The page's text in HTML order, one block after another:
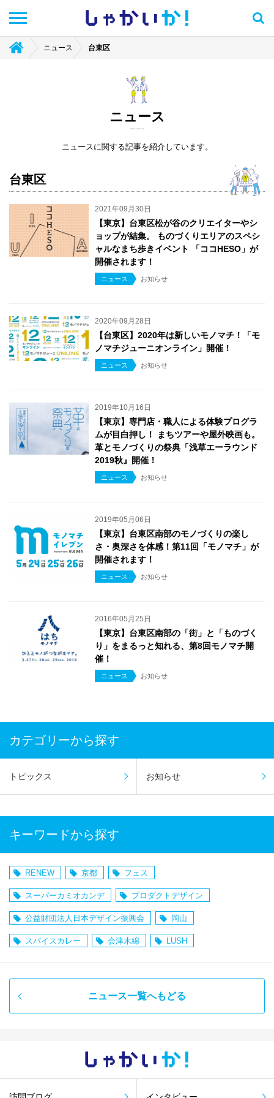
しゃかい か！
ニュース 台東区
ニュース
ニュースに関する記事を紹介しています。
台東区
2021年09月30日
【東京】台東区松が谷のクリエイターやシ
ョップが結集。 ものづくりエリアのスペシ
ャルなまち歩きイベント 「ココHESO」が
開催されます！
ニュース お知らせ
2020年09月28日
【台東区】2020年は新しいモノマチ！「モ
ノマチジューニオンライン」開催！
ニュース お知らせ
2019年10月16日
【東京】専門店・職人による体験プログラ
ムが目白押し！ まちツアーや屋外映画も。
革とモノづくりの祭典「浅草エーラウンド
2019秋』開催！
ニュース お知らせ
2019年05月06日
【東京】台東区南部のモノづくりの楽し
さ・奥深さを体感！第11回「モノマチ」が
開催されます！
ニュース お知らせ
2016年05月25日
【東京】台東区南部の「街」と「ものづく
り」をまるっと知れる、第8回モノマチ開
催！
ニュース お知らせ
カテゴリーから探す
トピックス お知らせ
キーワードから探す
RENEW 京都 フェス
スーパーカミオカンデ プロダクトデザイン
公益財団法人日本デザイン振興会 岡山
スパイスカレー 会津木綿 LUSH
ニュース一覧へもどる
しゃかい か！